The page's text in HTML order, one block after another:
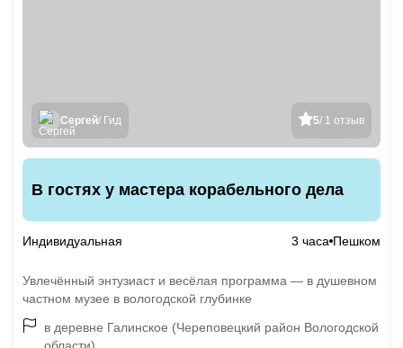
5/ 1 отзыв
Сергей/ Гид
В гостях у мастера корабельного дела
Индивидуальная 3 часа Пешком
Увлечённый энтузиаст и весёлая программа — в душевном
частном музее в вологодской глубинке
в деревне Галинское (Череповецкий район Вологодской